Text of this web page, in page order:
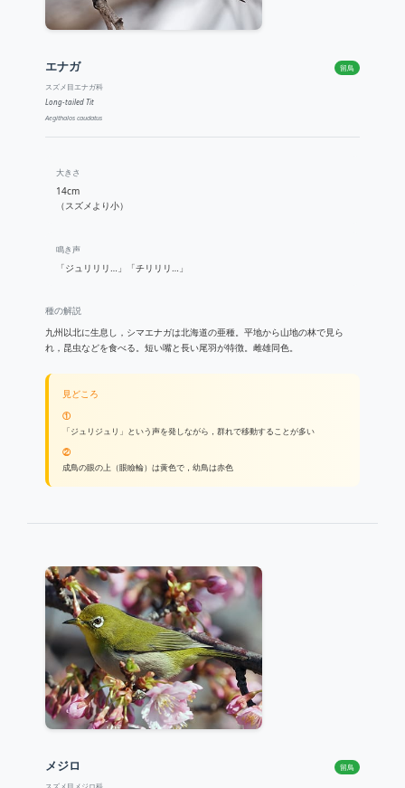
エナガ
スズメ目エナガ科
Long-tailed Tit
Aegithalos caudatus
留鳥
大きさ
14cm
（スズメより小）
鳴き声
「ジュリリリ…」「チリリリ…」
種の解説
九州以北に生息し，シマエナガは北海道の亜種。平地から山地の林で見ら
れ，昆虫などを食べる。短い嘴と長い尾羽が特徴。雌雄同色。
見どころ
①
「ジュリジュリ」という声を発しながら，群れで移動することが多い
②
成鳥の眼の上（眼瞼輪）は黄色で，幼鳥は赤色
メジロ 留鳥